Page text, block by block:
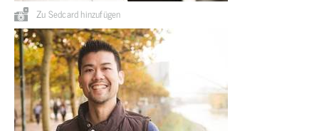
Zu Sedcard hinzufügen